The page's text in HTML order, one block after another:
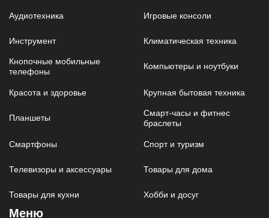
Аудиотехника Игровые консоли
Инструмент Климатическая техника
Кнопочные мобильные
телефоны
Компьютеры и ноутбуки
Красота и здоровье Крупная бытовая техника
Планшеты
Смарт-часы и фитнес
браслеты
Смартфоны Спорт и туризм
Телевизоры и аксессуары Товары для дома
Товары для кухни Хобби и досуг
Меню